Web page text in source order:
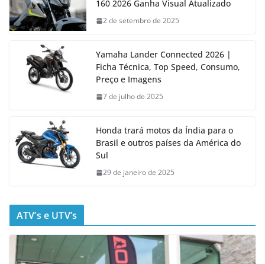
160 2026 Ganha Visual Atualizado
2 de setembro de 2025
Yamaha Lander Connected 2026 |
Ficha Técnica, Top Speed, Consumo,
Preço e Imagens
7 de julho de 2025
Honda trará motos da Índia para o
Brasil e outros países da América do
Sul
29 de janeiro de 2025
ATV’s e UTV’s